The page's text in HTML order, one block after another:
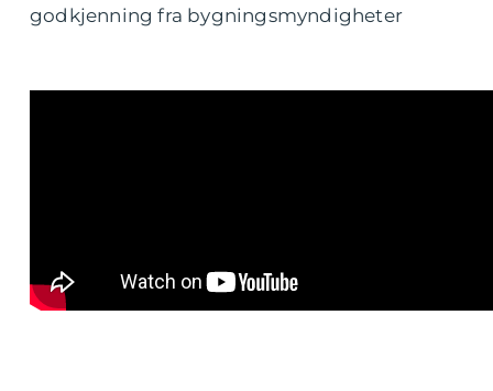
godkjenning fra bygningsmyndigheter